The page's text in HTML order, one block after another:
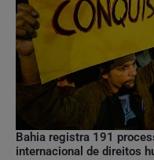
Bahia registra 191
internacional de direitos